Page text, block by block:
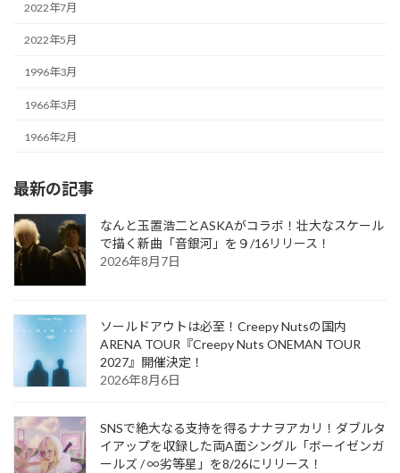
2022年7月
2022年5月
1996年3月
1966年3月
1966年2月
最新の記事
なんと玉置浩二とASKAがコラボ！壮大なスケール
で描く新曲「音銀河」を９/16リリース！
2026年8月7日
ソールドアウトは必至！Creepy Nutsの国内
ARENA TOUR『Creepy Nuts ONEMAN TOUR
2027』開催決定！
2026年8月6日
SNSで絶大なる支持を得るナナヲアカリ！ダブルタ
イアップを収録した両A面シングル「ボーイゼンガ
ールズ / ∞劣等星」を8/26にリリース！